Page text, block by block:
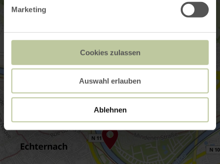
Marketing
Cookies zulassen
Auswahl erlauben
Ablehnen